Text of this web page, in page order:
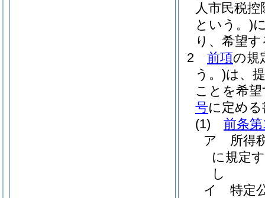
人市民税
という。)
り、希望
2
前項の規
う。)は、
ことを希
号に定め
(1)
前条
ア
所得
に規定
し
イ
特定